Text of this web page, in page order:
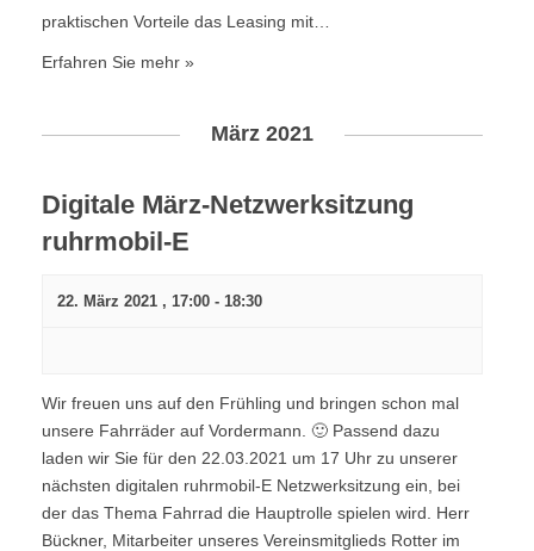
praktischen Vorteile das Leasing mit…
Erfahren Sie mehr »
März 2021
Digitale März-Netzwerksitzung
ruhrmobil-E
22. März 2021 , 17:00 - 18:30
Wir freuen uns auf den Frühling und bringen schon mal
unsere Fahrräder auf Vordermann. 🙂 Passend dazu
laden wir Sie für den 22.03.2021 um 17 Uhr zu unserer
nächsten digitalen ruhrmobil-E Netzwerksitzung ein, bei
der das Thema Fahrrad die Hauptrolle spielen wird. Herr
Bückner, Mitarbeiter unseres Vereinsmitglieds Rotter im